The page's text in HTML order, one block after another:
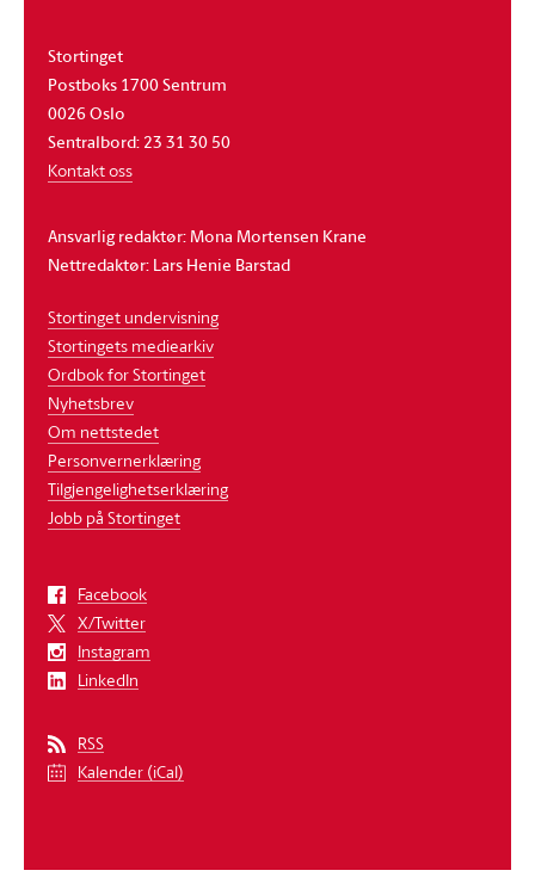
Stortinget
Postboks 1700 Sentrum
0026 Oslo
Sentralbord: 23 31 30 50
Kontakt oss
Ansvarlig redaktør: Mona Mortensen Krane
Nettredaktør: Lars Henie Barstad
Stortinget undervisning
Stortingets mediearkiv
Ordbok for Stortinget
Nyhetsbrev
Om nettstedet
Personvernerklæring
Tilgjengelighetserklæring
Jobb på Stortinget
Facebook
X/Twitter
Instagram
LinkedIn
RSS
Kalender (iCal)